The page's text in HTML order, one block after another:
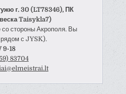
г. 30 (LT78346), ПК
Taisykla7)
стороны Акрополя. Вы
рядом с JYSK).
9-18
83704